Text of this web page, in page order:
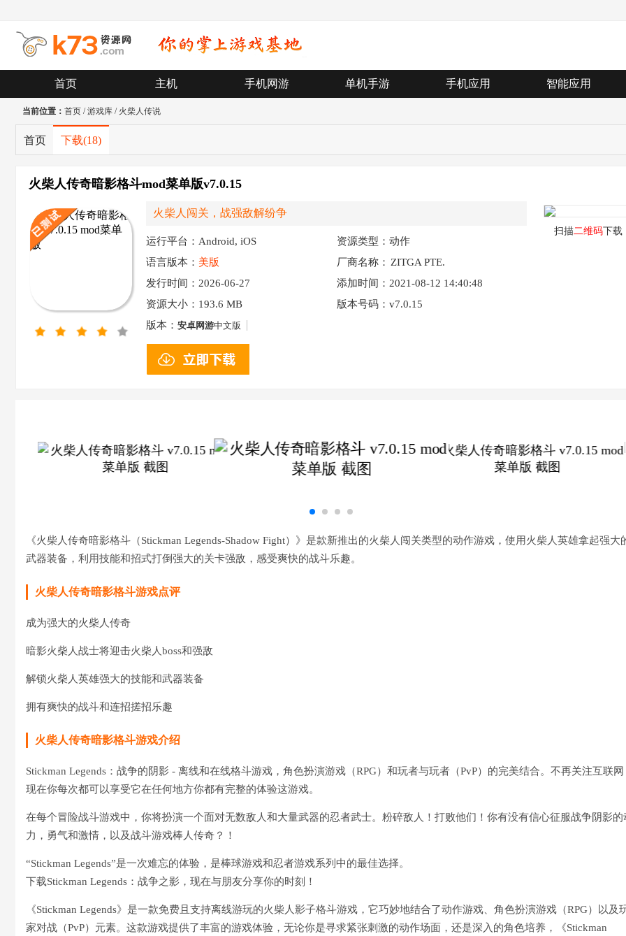
首页 主机 手机网游 单机手游 手机应用 智能应用
当前位置： 首页 /游戏库 / 火柴人传说
首页 下载(18)
火柴人传奇暗影格斗mod菜单版v7.0.15
火柴人闯关，战强敌解纷争
运行平台：Android, iOS
资源类型：动作
语言版本： 美版 厂商名称： ZITGA PTE.
LTD.
发行时间：2026-06-27
添加时间：2021-08-12 14:40:48
资源大小： 193.6 MB
版本号码：v7.0.15
版本： 安卓网游中文版
扫描二维码下载
《火柴人传奇暗影格斗（Stickman Legends-Shadow Fight）》是款新推出的火柴人闯关类型的动作游戏，使用火柴人英雄拿起强大
武器装备，利用技能和招式打倒强大的关卡强敌，感受爽快的战斗乐趣。
火柴人传奇暗影格斗游戏点评
成为强大的火柴人传奇
暗影火柴人战士将迎击火柴人boss和强敌
解锁火柴人英雄强大的技能和武器装备
拥有爽快的战斗和连招搓招乐趣
火柴人传奇暗影格斗游戏介绍
Stickman Legends：战争的阴影 - 离线和在线格斗游戏，角色扮演游戏（RPG）和玩者与玩者（PvP）的完美结合。不再关注互联网
现在你每次都可以享受它在任何地方你都有完整的体验这游戏。
在每个冒险战斗游戏中，你将扮演一个面对无数敌人和大量武器的忍者武士。粉碎敌人！打败他们！你有没有信心征服战争阴影的
力，勇气和激情，以及战斗游戏棒人传奇？！
“Stickman Legends”是一次难忘的体验，是棒球游戏和忍者游戏系列中的最佳选择。
下载Stickman Legends：战争之影，现在与朋友分享你的时刻！
《Stickman Legends》是一款免费且支持离线游玩的火柴人影子格斗游戏，它巧妙地结合了动作游戏、角色扮演游戏（RPG）以及
家对战（PvP）元素。这款游戏提供了丰富的游戏体验，无论你是寻求紧张刺激的动作场面，还是深入的角色培养，《Stickman